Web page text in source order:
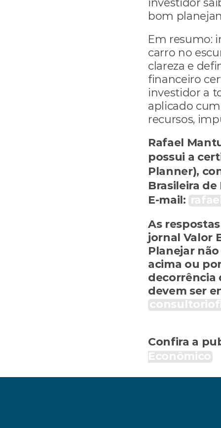
investidor
bom
Em resumo:
carro no
clareza e
financeiro
investidor a
aplicado
recursos,
Rafael
possui a
Planner),
Brasileira
E-mail:
As
jornal Valor
Planejar
acima ou
decorrência
Confira a
Econômico